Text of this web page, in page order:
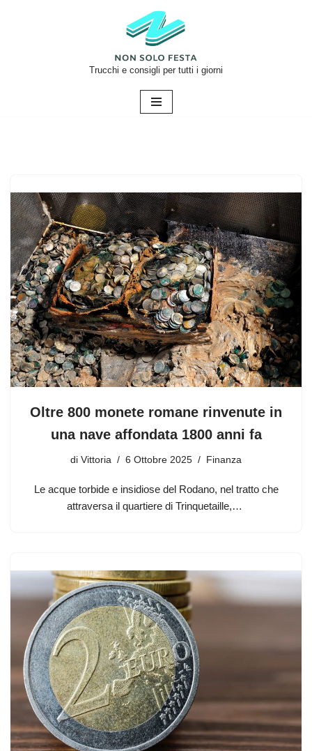
Trucchi e consigli per tutti i giorni
Oltre 800 monete romane rinvenute in
una nave affondata 1800 anni fa
di Vittoria 6 Ottobre 2025 Finanza
Le acque torbide e insidiose del Rodano, nel tratto che
attraversa il quartiere di Trinquetaille,…